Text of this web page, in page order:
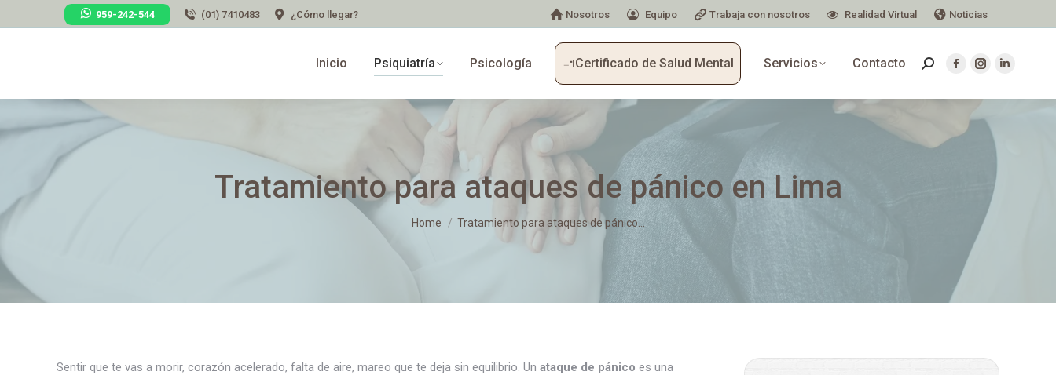
959-242-544 (01) 7410483 ¿Cómo llegar? Nosotros Equipo Trabaja con nosotros Realidad Virtual Noticias
Inicio Psiquiatría Psicología Certificado de Salud Mental Servicios Contacto
Tratamiento para ataques de pánico en Lima
You are here:
Home Tratamiento para ataques de pánico…
Sentir que te vas a morir, corazón acelerado, falta de aire, mareo que te deja sin equilibrio. Un ataque de pánico es una